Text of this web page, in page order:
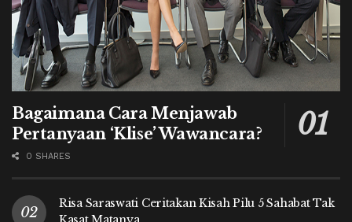
Bagaimana Cara Menjawab
Pertanyaan ‘Klise’ Wawancara?
0 SHARES
Risa Saraswati Ceritakan Kisah Pilu 5 Sahabat Tak